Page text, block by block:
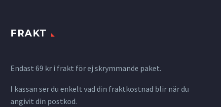
FRAKT
Endast 69 kr i frakt för ej skrymmande paket.
I kassan ser du enkelt vad din fraktkostnad blir när du
angivit din postkod.